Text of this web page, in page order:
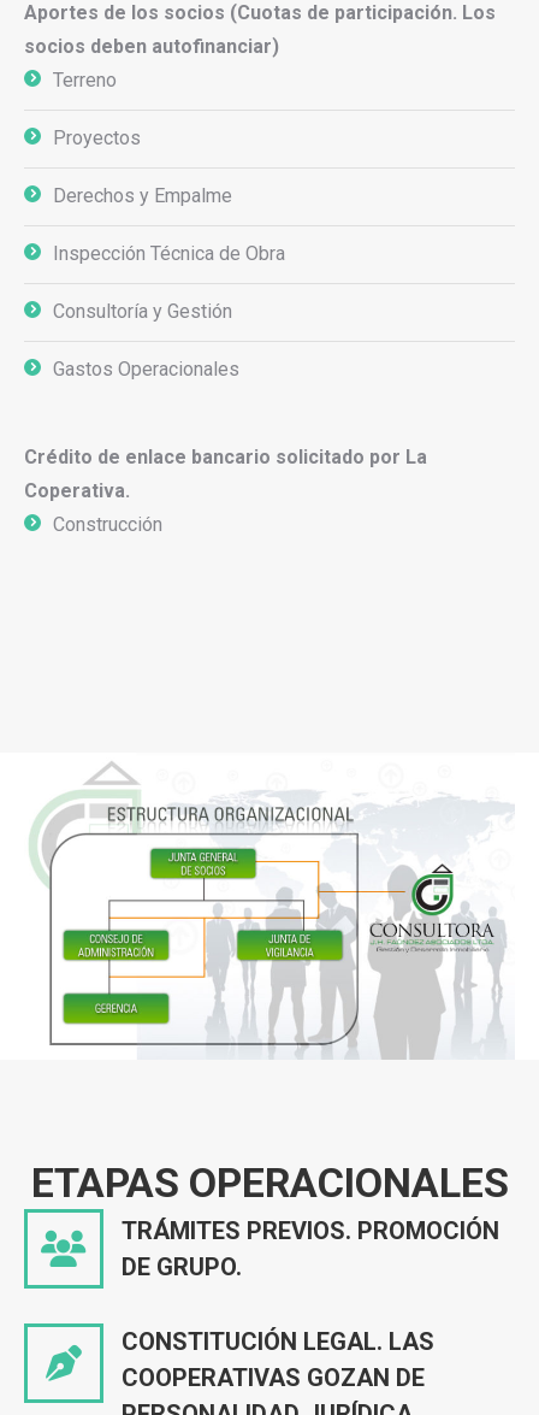
Aportes de los socios (Cuotas de participación. Los
socios deben autofinanciar)
Terreno
Proyectos
Derechos y Empalme
Inspección Técnica de Obra
Consultoría y Gestión
Gastos Operacionales
Crédito de enlace bancario solicitado por La
Coperativa.
Construcción
ETAPAS OPERACIONALES
TRÁMITES PREVIOS. PROMOCIÓN
DE GRUPO.
CONSTITUCIÓN LEGAL. LAS
COOPERATIVAS GOZAN DE